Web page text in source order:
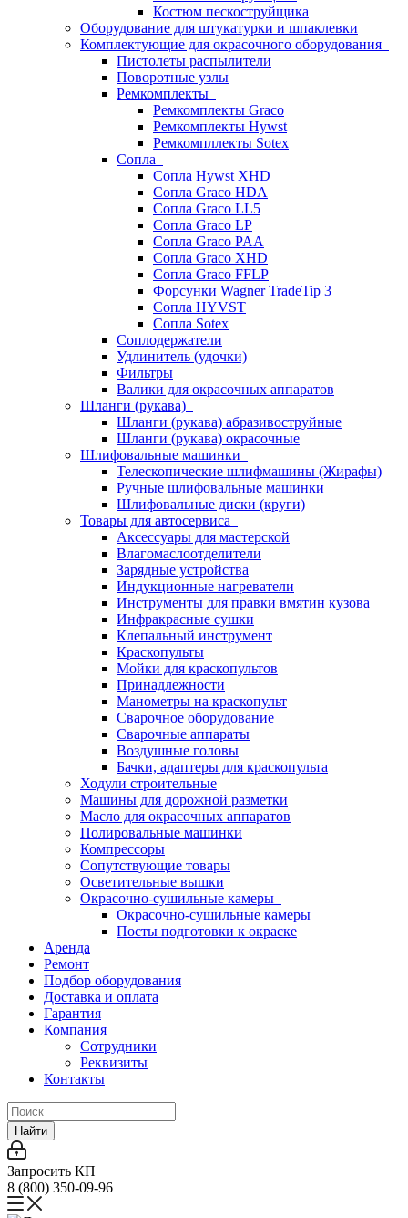
Костюм пескоструйщика
Оборудование для штукатурки и шпаклевки
Комплектующие для окрасочного оборудования
Пистолеты распылители
Поворотные узлы
Ремкомплекты
Ремкомплекты Graco
Ремкомплекты Hywst
Ремкомпллекты Sotex
Сопла
Сопла Hywst XHD
Сопла Graco HDA
Сопла Graco LL5
Сопла Graco LP
Сопла Graco PAA
Сопла Graco XHD
Сопла Graco FFLP
Форсунки Wagner TradeTip 3
Сопла HYVST
Сопла Sotex
Соплодержатели
Удлинитель (удочки)
Фильтры
Валики для окрасочных аппаратов
Шланги (рукава)
Шланги (рукава) абразивоструйные
Шланги (рукава) окрасочные
Шлифовальные машинки
Телескопические шлифмашины (Жирафы)
Ручные шлифовальные машинки
Шлифовальные диски (круги)
Товары для автосервиса
Аксессуары для мастерской
Влагомаслоотделители
Зарядные устройства
Индукционные нагреватели
Инструменты для правки вмятин кузова
Инфракрасные сушки
Клепальный инструмент
Краскопульты
Мойки для краскопультов
Принадлежности
Манометры на краскопульт
Сварочное оборудование
Сварочные аппараты
Воздушные головы
Бачки, адаптеры для краскопульта
Ходули строительные
Машины для дорожной разметки
Масло для окрасочных аппаратов
Полировальные машинки
Компрессоры
Сопутствующие товары
Осветительные вышки
Окрасочно-сушильные камеры
Окрасочно-сушильные камеры
Посты подготовки к окраске
Аренда
Ремонт
Подбор оборудования
Доставка и оплата
Гарантия
Компания
Сотрудники
Реквизиты
Контакты
Найти
Запросить КП
8 (800) 350-09-96